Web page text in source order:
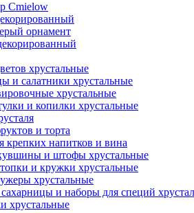
Сmielow
орнамент
хрустальные
и салатники хрустальные
хрустальные
и копилки хрустальные
и торта
крепких напитков и вина
и штофы хрустальные
и кружки хрустальные
хрустальные
и наборы для специй
хрустальные